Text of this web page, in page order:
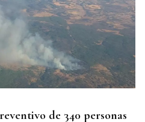
acolle a entrega dos
2026
de 340 personas